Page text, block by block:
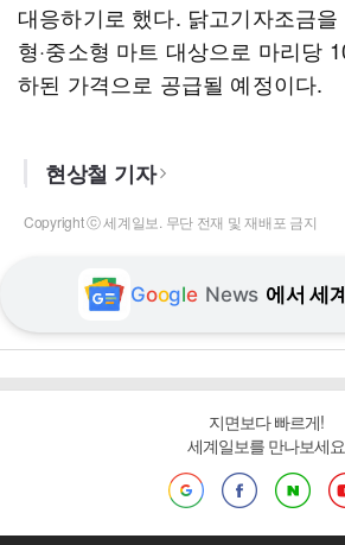
대응하기로 했다. 닭고기자조금
형·중소형 마트 대상으로 마리당
하된 가격으로 공급될 예정이다.
현상철 기자
Copyright ⓒ 세계일보. 무단 전재 및 재배포 금지
Google News 에서 세
지면보다 빠르게!
세계일보를 만나보세요